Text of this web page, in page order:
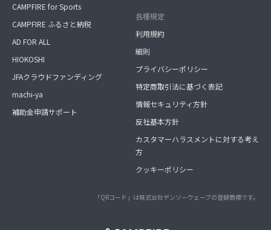
CAMPFIRE for Sports
CAMPFIRE ふるさと納税
AD FOR ALL
HIOKOSHI
JFAクラウドファンディング
machi-ya
補助金申請サポート
各種規定
利用規約
細則
プライバシーポリシー
特定商取引法に基づく表記
情報セキュリティ方針
反社基本方針
カスタマーハラスメントに対する考え
方
クッキーポリシー
「QRコード」は株式会社デンソーウェーブの登録商標です。